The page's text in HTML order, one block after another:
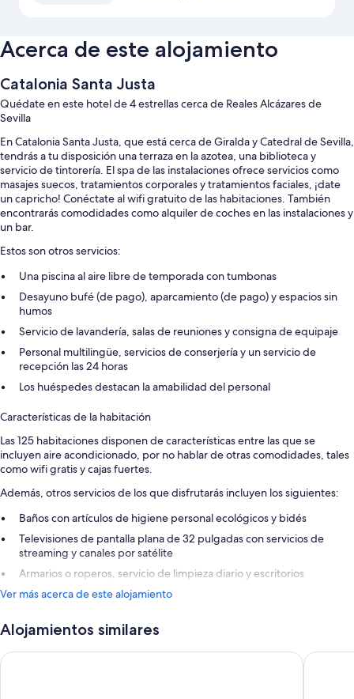
Acerca de este alojamiento
Catalonia Santa Justa
Quédate en este hotel de 4 estrellas cerca de Reales Alcázares de
Sevilla
En Catalonia Santa Justa, que está cerca de Giralda y Catedral de Sevilla,
tendrás a tu disposición una terraza en la azotea, una biblioteca y
servicio de tintorería. El spa de las instalaciones ofrece servicios como
masajes suecos, tratamientos corporales y tratamientos faciales, ¡date
un capricho! Conéctate al wifi gratuito de las habitaciones. También
encontrarás comodidades como alquiler de coches en las instalaciones y
un bar.
Estos son otros servicios:
Una piscina al aire libre de temporada con tumbonas
Desayuno bufé (de pago), aparcamiento (de pago) y espacios sin
humos
Servicio de lavandería, salas de reuniones y consigna de equipaje
Personal multilingüe, servicios de conserjería y un servicio de
recepción las 24 horas
Los huéspedes destacan la amabilidad del personal
Características de la habitación
Las 125 habitaciones disponen de características entre las que se
incluyen aire acondicionado, por no hablar de otras comodidades, tales
como wifi gratis y cajas fuertes.
Además, otros servicios de los que disfrutarás incluyen los siguientes:
Baños con artículos de higiene personal ecológicos y bidés
Televisiones de pantalla plana de 32 pulgadas con servicios de
streaming y canales por satélite
Armarios o roperos, servicio de limpieza diario y escritorios
Ver más acerca de este alojamiento
Alojamientos similares
Catalonia Giralda Hotel Hotel